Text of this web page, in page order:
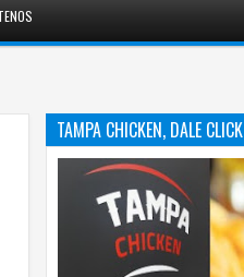
TAMPA CHICKEN, DALE CLICK